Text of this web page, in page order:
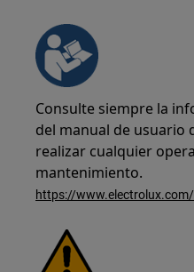
Consulte siempre la
del manual de usuario
realizar cualquier
mantenimiento.
https://